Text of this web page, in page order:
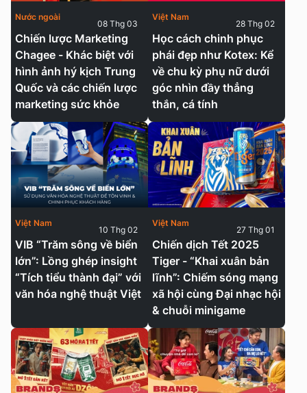
Chiến lược Marketing
Chagee - Khác biệt với
hình ảnh hý kịch Trung
Quốc và các chiến lược
marketing sức khỏe
Nước ngoài
08 Thg 03
Học cách chinh phục
phái đẹp như Kotex: Kể
về chu kỳ phụ nữ dưới
góc nhìn đầy thẳng
thắn, cá tính
Việt Nam
28 Thg 02
VIB “Trăm sông về biển
lớn”: Lồng ghép insight
“Tích tiểu thành đại” với
văn hóa nghệ thuật Việt
Việt Nam
10 Thg 02
Chiến dịch Tết 2025
Tiger - “Khai xuân bản
lĩnh”: Chiếm sóng mạng
xã hội cùng Đại nhạc hội
& chuỗi minigame
Việt Nam
27 Thg 01